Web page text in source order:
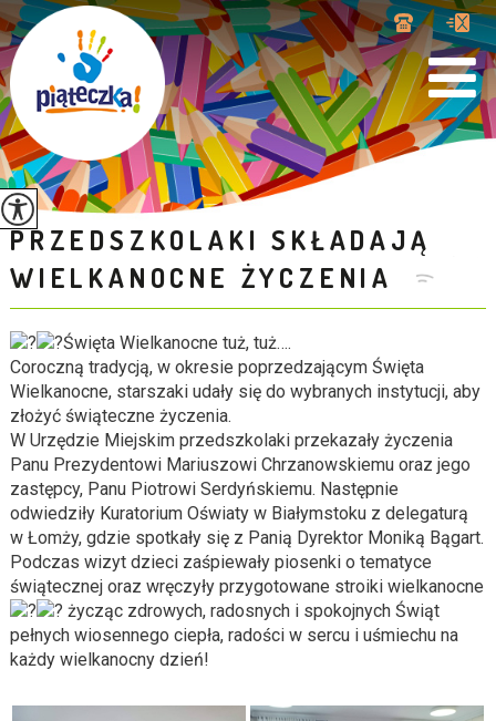
PRZEDSZKOLAKI SKŁADAJĄ
WIELKANOCNE ŻYCZENIA
Święta Wielkanocne tuż, tuż….
Coroczną tradycją, w okresie poprzedzającym Święta
Wielkanocne, starszaki udały się do wybranych instytucji, aby
złożyć świąteczne życzenia.
W Urzędzie Miejskim przedszkolaki przekazały życzenia
Panu Prezydentowi Mariuszowi Chrzanowskiemu oraz jego
zastępcy, Panu Piotrowi Serdyńskiemu. Następnie
odwiedziły Kuratorium Oświaty w Białymstoku z delegaturą
w Łomży, gdzie spotkały się z Panią Dyrektor Moniką Bągart.
Podczas wizyt dzieci zaśpiewały piosenki o tematyce
świątecznej oraz wręczyły przygotowane stroiki wielkanocne
życząc zdrowych, radosnych i spokojnych Świąt
pełnych wiosennego ciepła, radości w sercu i uśmiechu na
każdy wielkanocny dzień!